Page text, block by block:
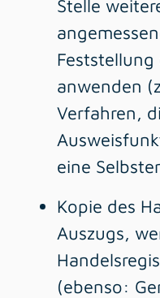
Stelle
anwenden
Verfahren,
eine
Kopie des
Auszugs,
(ebenso: